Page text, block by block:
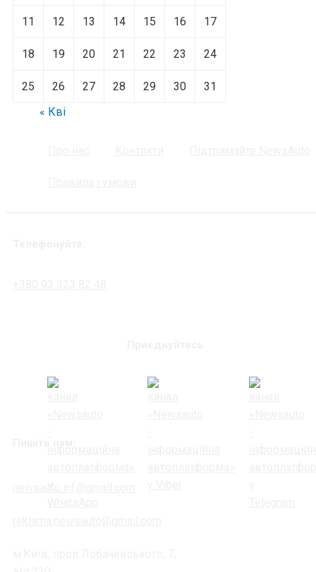
11 12 13 14 15 16 17
18 19 20 21 22 23 24
25 26 27 28 29 30
31
« Кві